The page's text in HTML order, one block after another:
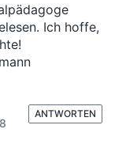
Ich hoffe,
ANTWORTEN